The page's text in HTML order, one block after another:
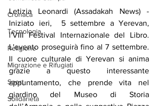
Cronaca
Tecnologia
Religione
Migrazione e Rifugiati
Sport
Solidarietà
Letizia Leonardi (Assadakah News) -
Iniziato ieri,  5 settembre a Yerevan,
l'VIII Festival Internazionale del Libro.
L'evento proseguirà fino al 7 settembre.
Il cuore culturale di Yerevan si anima
grazie a questo interessante
appuntamento, che prende vita nel
giardino del Museo di Storia